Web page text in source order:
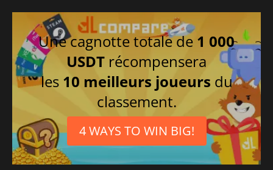
Une cagnotte totale de 1 000
USDT récompensera
les 10 meilleurs joueurs du
classement.
4 WAYS TO WIN BIG!